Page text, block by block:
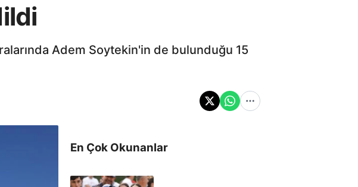
Adem Soytekin'in de bulunduğu 15
En Çok Okunanlar